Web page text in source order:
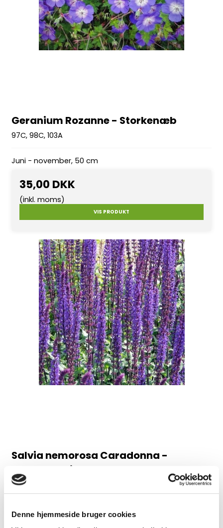
Denne hjemmeside bruger cookies
Geranium Rozanne - Storkenæb
97C, 98C, 103A
Juni - november, 50 cm
35,00 DKK
(inkl. moms)
VIS PRODUKT
Salvia nemorosa Caradonna -
Staudesalvie
98AB
Juni-august, 60 cm